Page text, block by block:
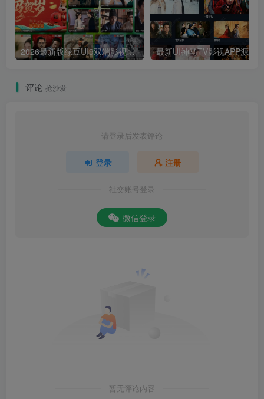
2026最新版绿豆UI9双端影视APP源码
评论 抢沙发
请登录后发表评论
登录 注册
社交账号登录
微信登录
暂无评论内容